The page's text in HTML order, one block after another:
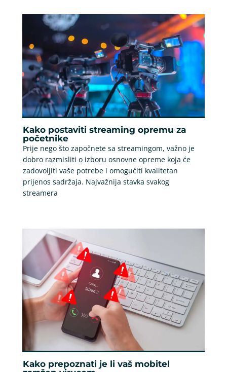
Kako postaviti streaming opremu za
početnike
Prije nego što započnete sa streamingom, važno je
dobro razmisliti o izboru osnovne opreme koja će
zadovoljiti vaše potrebe i omogućiti kvalitetan
prijenos sadržaja. Najvažnija stavka svakog
streamera
Kako prepoznati je li vaš mobitel